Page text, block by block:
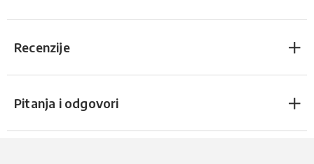
Recenzije
Pitanja i odgovori